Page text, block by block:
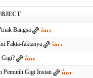
Bangsa
Fakta-faktanya
Gigi?
Pemutih Gigi Instan